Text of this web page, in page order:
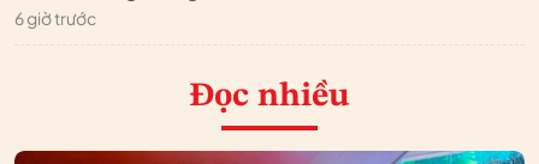
6 giờ trước
Đọc nhiều